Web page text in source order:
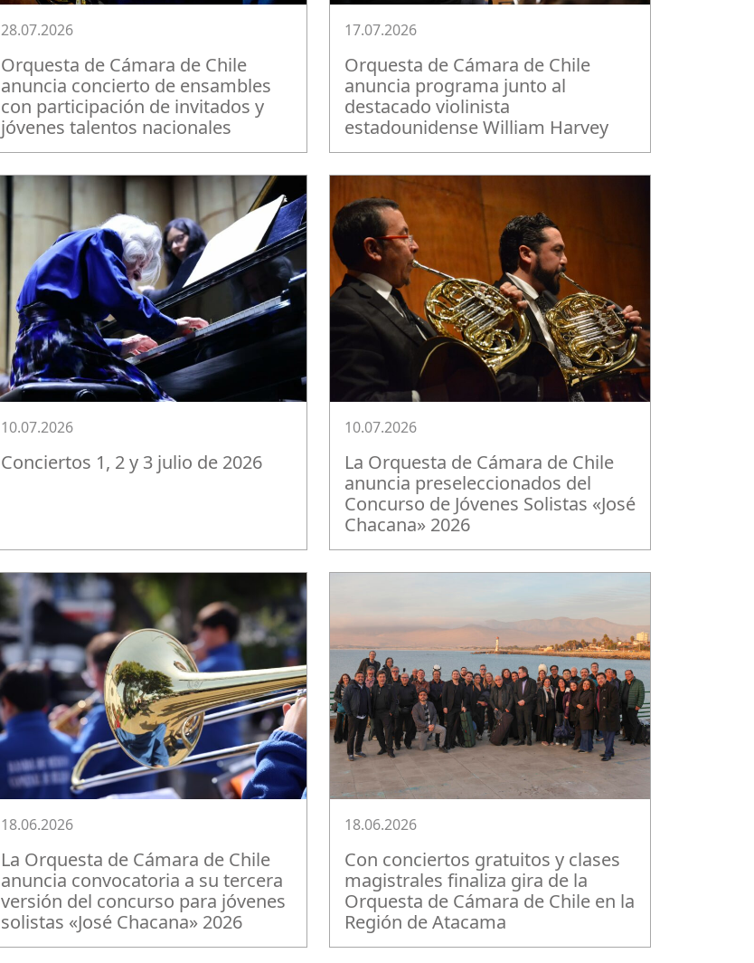
28.07.2026
Orquesta de Cámara de Chile
anuncia concierto de ensambles
con participación de invitados y
jóvenes talentos nacionales
17.07.2026
Orquesta de Cámara de Chile
anuncia programa junto al
destacado violinista
estadounidense William Harvey
10.07.2026
Conciertos 1, 2 y 3 julio de 2026
10.07.2026
La Orquesta de Cámara de Chile
anuncia preseleccionados del
Concurso de Jóvenes Solistas «José
Chacana» 2026
18.06.2026
La Orquesta de Cámara de Chile
anuncia convocatoria a su tercera
versión del concurso para jóvenes
solistas «José Chacana» 2026
18.06.2026
Con conciertos gratuitos y clases
magistrales finaliza gira de la
Orquesta de Cámara de Chile en la
Región de Atacama